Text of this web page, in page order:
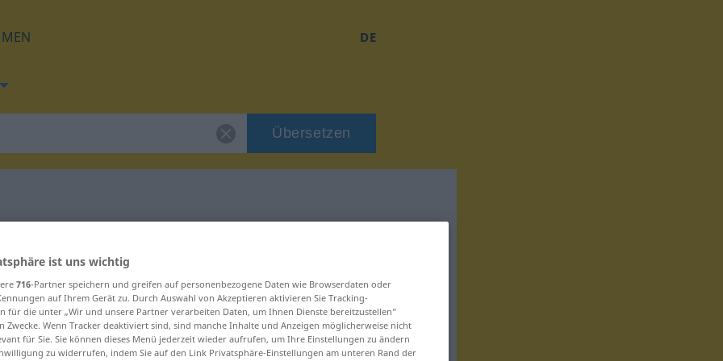
DE
Übersetzen
für "örtlich"
ist uns wichtig
716-Partner speichern und greifen auf personenbezogene Daten wie Browserdaten oder
auf Ihrem Gerät zu. Durch Auswahl von Akzeptieren aktivieren Sie Tracking-
für die unter „Wir und unsere Partner verarbeiten Daten, um Ihnen Dienste bereitzustellen“
Zwecke. Wenn Tracker deaktiviert sind, sind manche Inhalte und Anzeigen möglicherweise nicht
für Sie. Sie können dieses Menü jederzeit wieder aufrufen, um Ihre Einstellungen zu ändern
zu widerrufen, indem Sie auf den Link Privatsphäre-Einstellungen am unteren Rand der